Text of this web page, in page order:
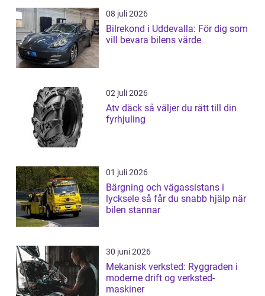
08 juli 2026
Bilrekond i Uddevalla: För dig som
vill bevara bilens värde
02 juli 2026
Atv däck så väljer du rätt till din
fyrhjuling
01 juli 2026
Bärgning och vägassistans i
lycksele så får du snabb hjälp när
bilen stannar
30 juni 2026
Mekanisk verksted: Ryggraden i
moderne drift og verksted-
maskiner